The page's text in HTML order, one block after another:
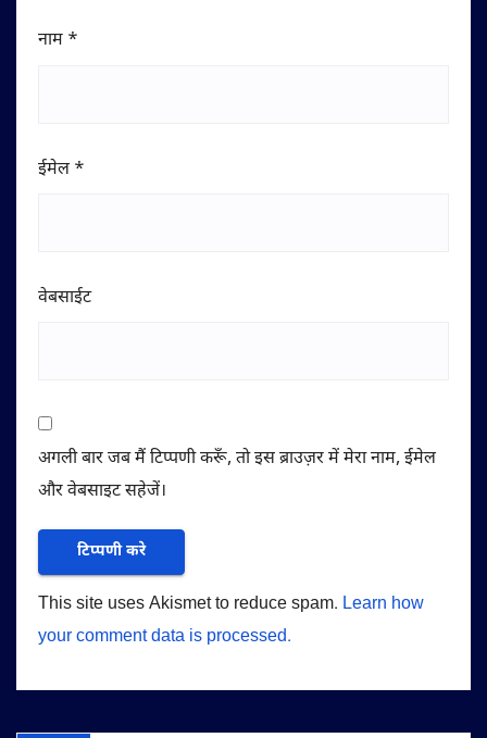
नाम *
ईमेल *
वेबसाईट
अगली बार जब मैं टिप्पणी करूँ, तो इस ब्राउज़र में मेरा नाम, ईमेल
और वेबसाइट सहेजें।
This site uses Akismet to reduce spam. Learn how
your comment data is processed.